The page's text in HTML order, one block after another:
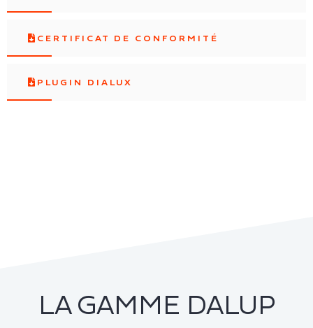
CERTIFICAT DE CONFORMITÉ
PLUGIN DIALUX
LA GAMME DALUP